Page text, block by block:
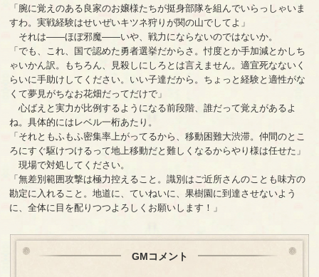
「腕に覚えのある良家のお嬢様たちが挺身部隊を組んでいらっしゃいま
すわ。実戦経験はせいぜいキツネ狩りが関の山でしてよ」
それは――ほぼ邪魔――いや、戦力にならないのではないか。
「でも、これ、国で認めた勇者選挙だからさ。忖度とか手加減とかしち
ゃいかん訳。もちろん、見殺しにしろとは言えません。適宜死なないく
らいに手助けしてください。いい子達だから。ちょっと経験と適性がな
くて夢見がちなお花畑だってだけで」
心ばえと実力が比例するようになる前段階、誰だって覚えがあるよ
ね。具体的にはレベル一桁あたり。
「それともふもふ密集率上がってるから、移動困難大渋滞。仲間のとこ
ろにすぐ駆けつけるって地上移動だと難しくなるからやり様は任せた」
現場で対処してください。
「無差別範囲攻撃は極力控えること。識別はご近所さんのことも味方の
勘定に入れること。地道に、ていねいに、果樹園に到達させないよう
に、全体に目を配りつつよろしくお願いします！」
GMコメント